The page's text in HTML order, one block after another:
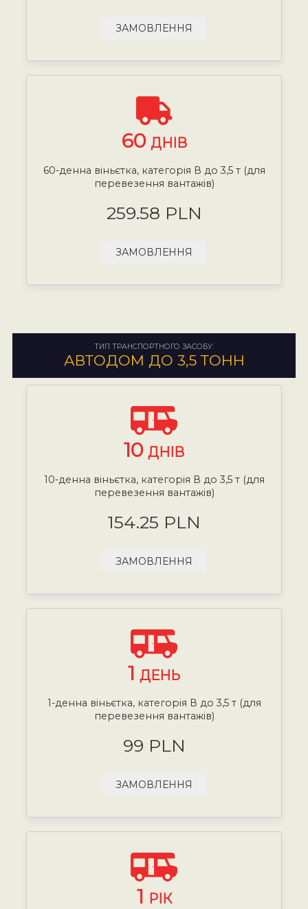
ЗАМОВЛЕННЯ
60 ДНІВ
60-денна віньєтка, категорія В до 3,5 т (для
перевезення вантажів)
259.58 PLN
ЗАМОВЛЕННЯ
ТИП ТРАНСПОРТНОГО ЗАСОБУ:
АВТОДОМ ДО 3,5 ТОНН
10 ДНІВ
10-денна віньєтка, категорія В до 3,5 т (для
перевезення вантажів)
154.25 PLN
ЗАМОВЛЕННЯ
1 ДЕНЬ
1-денна віньєтка, категорія В до 3,5 т (для
перевезення вантажів)
99 PLN
ЗАМОВЛЕННЯ
1 РІК